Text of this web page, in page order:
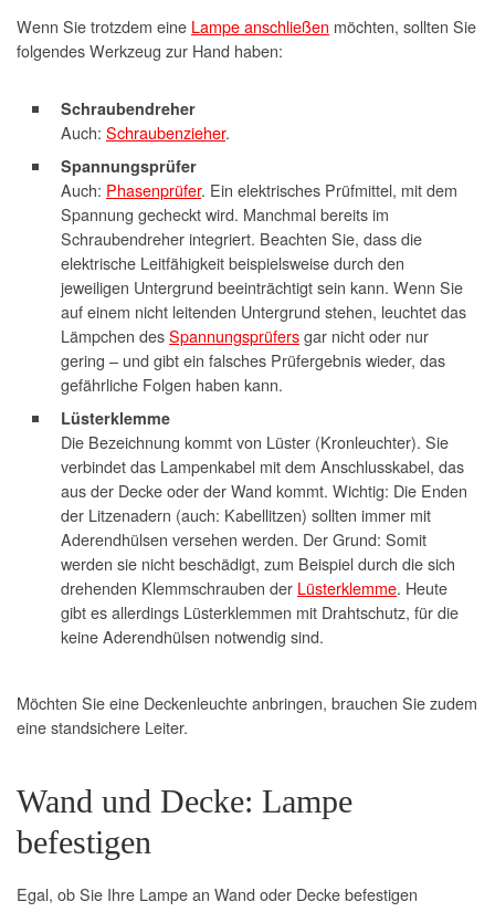
Wenn Sie trotzdem eine Lampe anschließen möchten, sollten Sie
folgendes Werkzeug zur Hand haben:
Schraubendreher
Auch: Schraubenzieher.
Spannungsprüfer
Auch: Phasenprüfer. Ein elektrisches Prüfmittel, mit dem
Spannung gecheckt wird. Manchmal bereits im
Schraubendreher integriert. Beachten Sie, dass die
elektrische Leitfähigkeit beispielsweise durch den
jeweiligen Untergrund beeinträchtigt sein kann. Wenn Sie
auf einem nicht leitenden Untergrund stehen, leuchtet das
Lämpchen desSpannungsprüfersgar nicht oder nur
gering – und gibt ein falsches Prüfergebnis wieder, das
gefährliche Folgen haben kann.
Lüsterklemme
Die Bezeichnung kommt von Lüster (Kronleuchter). Sie
verbindet das Lampenkabel mit dem Anschlusskabel, das
aus der Decke oder der Wand kommt. Wichtig: Die Enden
der Litzenadern (auch: Kabellitzen) sollten immer mit
Aderendhülsen versehen werden. Der Grund: Somit
werden sie nicht beschädigt, zum Beispiel durch die sich
drehenden Klemmschrauben der Lüsterklemme. Heute
gibt es allerdings Lüsterklemmen mit Drahtschutz, für die
keine Aderendhülsen notwendig sind.
Möchten Sie eine Deckenleuchte anbringen, brauchen Sie zudem
eine standsichere Leiter.
Wand und Decke: Lampe
befestigen
Egal, ob Sie Ihre Lampe an Wand oder Decke befestigen